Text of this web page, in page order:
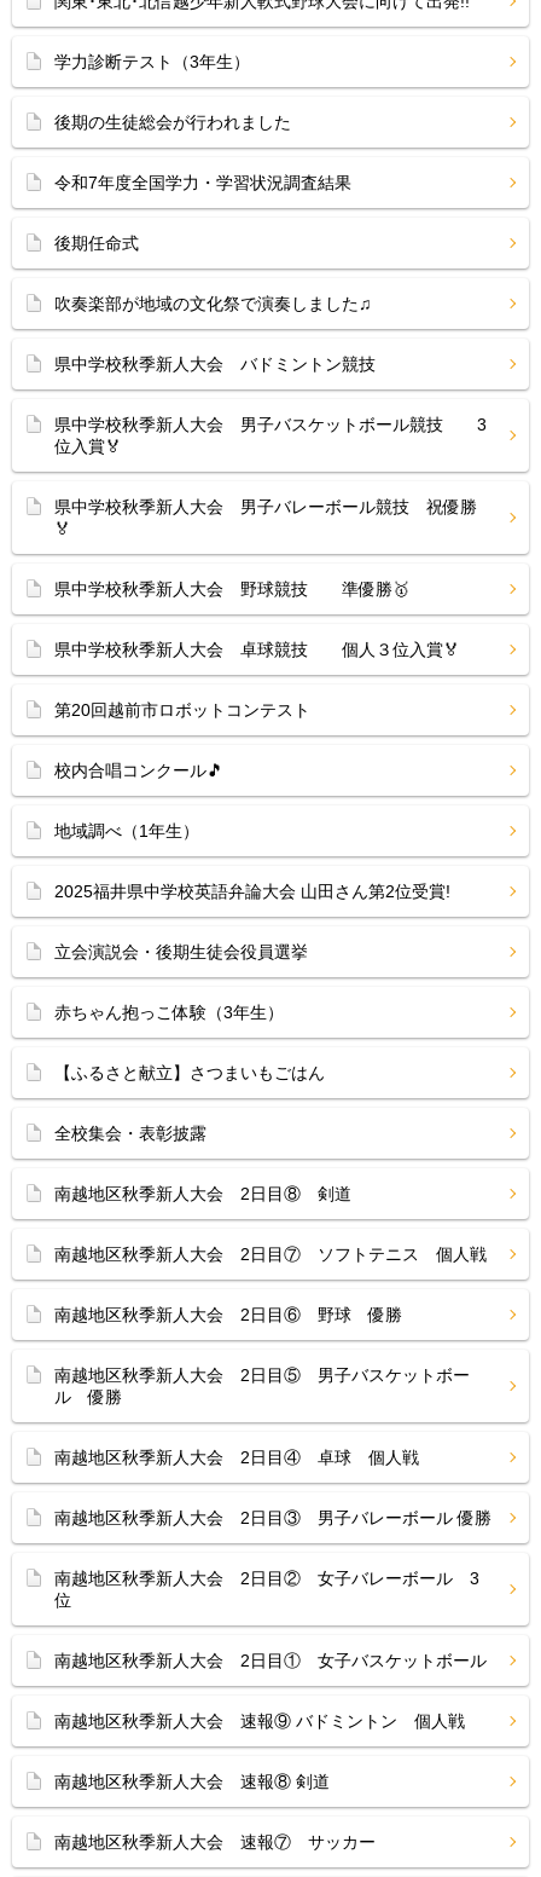
学力診断テスト（3年生）
後期の生徒総会が行われました
令和7年度全国学力・学習状況調査結果
後期任命式
吹奏楽部が地域の文化祭で演奏しました♫
県中学校秋季新人大会 バドミントン競技
県中学校秋季新人大会 男子バスケットボール競技 3
位入賞🏅
県中学校秋季新人大会 男子バレーボール競技 祝優勝
🏅
県中学校秋季新人大会 野球競技 準優勝🥇
県中学校秋季新人大会 卓球競技 個人３位入賞🏅
第20回越前市ロボットコンテスト
校内合唱コンクール🎵
地域調べ（1年生）
2025福井県中学校英語弁論大会 山田さん第2位受賞!
立会演説会・後期生徒会役員選挙
赤ちゃん抱っこ体験（3年生）
【ふるさと献立】さつまいもごはん
全校集会・表彰披露
南越地区秋季新人大会 2日目⑧ 剣道
南越地区秋季新人大会 2日目⑦ ソフトテニス 個人戦
南越地区秋季新人大会 2日目⑥ 野球 優勝
南越地区秋季新人大会 2日目⑤ 男子バスケットボー
ル 優勝
南越地区秋季新人大会 2日目④ 卓球 個人戦
南越地区秋季新人大会 2日目③ 男子バレーボール 優勝
南越地区秋季新人大会 2日目② 女子バレーボール 3
位
南越地区秋季新人大会 2日目① 女子バスケットボール
南越地区秋季新人大会 速報⑨ バドミントン 個人戦
南越地区秋季新人大会 速報⑧ 剣道
南越地区秋季新人大会 速報⑦ サッカー